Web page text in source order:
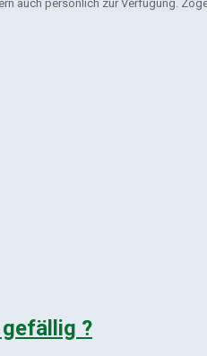
auch persönlich zur Verfügung.
?